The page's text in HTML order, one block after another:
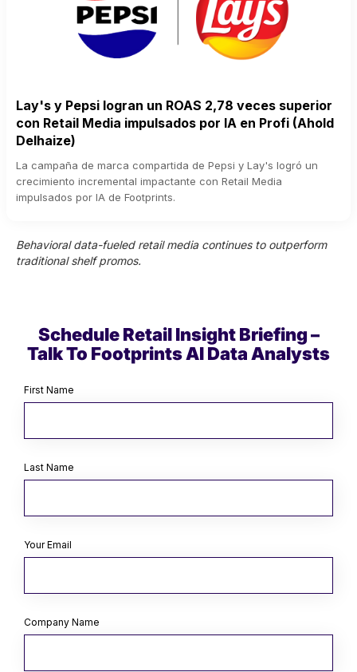
Lay's y Pepsi logran un ROAS 2,78 veces superior
con Retail Media impulsados por IA en Profi (Ahold
Delhaize)
La campaña de marca compartida de Pepsi y Lay's logró un
crecimiento incremental impactante con Retail Media
impulsados por IA de Footprints.
Behavioral data-fueled retail media continues to outperform
traditional shelf promos.
Schedule Retail Insight Briefing –
Talk To Footprints AI Data Analysts
First Name
Last Name
Your Email
Company Name